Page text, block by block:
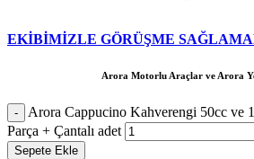
EKİBİMİZLE GÖRÜŞME
Arora Motorlu Araçlar ve Arora
Arora Cappucino Kahverengi 50cc ve
Parça + Çantalı adet
Sepete Ekle